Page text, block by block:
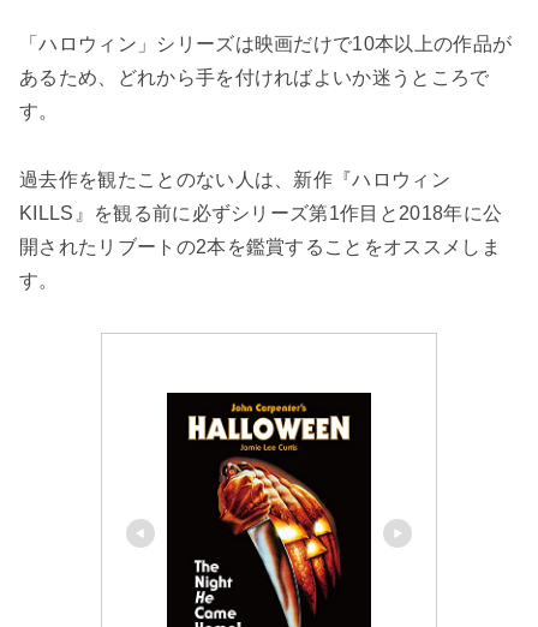
「ハロウィン」シリーズは映画だけで10本以上の作品が
あるため、どれから手を付ければよいか迷うところで
す。
過去作を観たことのない人は、新作『ハロウィン
KILLS』を観る前に必ずシリーズ第1作目と2018年に公
開されたリブートの2本を鑑賞することをオススメしま
す。